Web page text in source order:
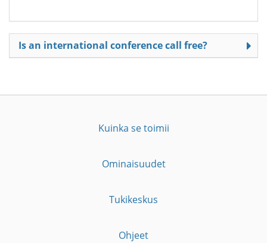
Is an international conference call free?
Kuinka se toimii
Ominaisuudet
Tukikeskus
Ohjeet